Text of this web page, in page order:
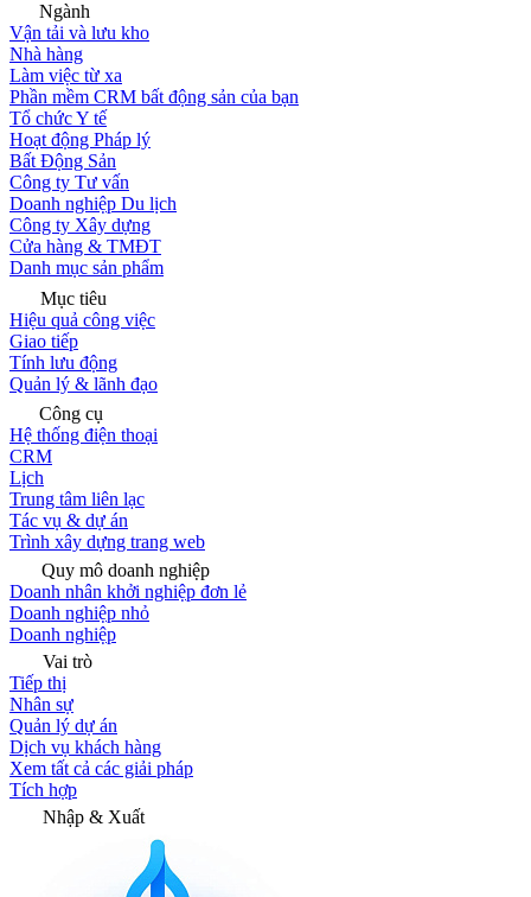
Ngành
Vận tải và lưu kho
Nhà hàng
Làm việc từ xa
Phần mềm CRM bất động sản của bạn
Tổ chức Y tế
Hoạt động Pháp lý
Bất Động Sản
Công ty Tư vấn
Doanh nghiệp Du lịch
Công ty Xây dựng
Cửa hàng & TMĐT
Danh mục sản phẩm
Mục tiêu
Hiệu quả công việc
Giao tiếp
Tính lưu động
Quản lý & lãnh đạo
Công cụ
Hệ thống điện thoại
CRM
Lịch
Trung tâm liên lạc
Tác vụ & dự án
Trình xây dựng trang web
Quy mô doanh nghiệp
Doanh nhân khởi nghiệp đơn lẻ
Doanh nghiệp nhỏ
Doanh nghiệp
Vai trò
Tiếp thị
Nhân sự
Quản lý dự án
Dịch vụ khách hàng
Xem tất cả các giải pháp
Tích hợp
Nhập & Xuất